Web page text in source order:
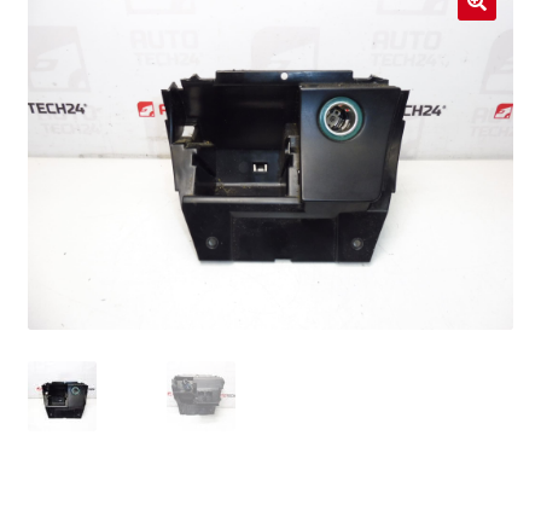
Mon compte
Paiements
Procédure de Réclamation